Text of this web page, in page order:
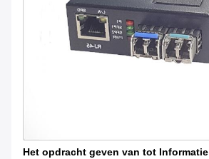
Het opdracht geven van tot Informatie